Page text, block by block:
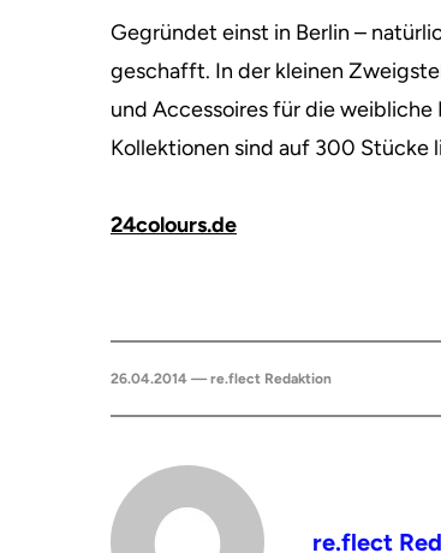
Gegründet einst in Berlin –
geschafft. In der kleinen
und Accessoires für die
Kollektionen sind auf 300 Stücke
24colours.de
26.04.2014 — re.flect Redaktion
re.flect